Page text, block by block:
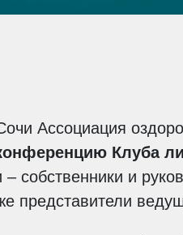
Ассоциация
Клуба
– собственники и
представители